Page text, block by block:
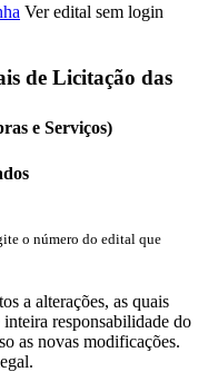
Ver edital sem login
de Licitação das
e Serviços)
o número do edital que
a alterações, as quais
responsabilidade do
as novas modificações.